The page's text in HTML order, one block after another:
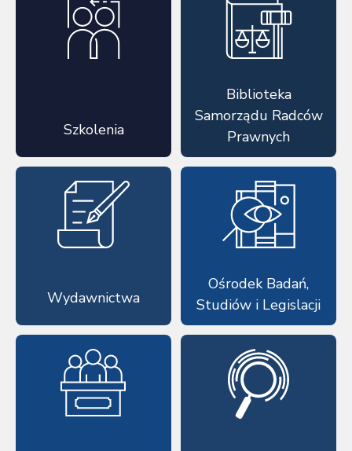
Szkolenia
Biblioteka
Samorządu Radców
Prawnych
Wydawnictwa
Ośrodek Badań,
Studiów i Legislacji